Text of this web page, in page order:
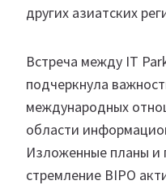
других азиатских
Встреча между IT
подчеркнула
международных
области
Изложенные планы и
стремление BIPO